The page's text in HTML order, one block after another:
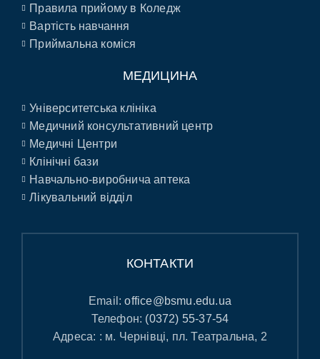
Правила прийому в Коледж
Вартість навчання
Приймальна коміся
МЕДИЦИНА
Університетська клініка
Медичний консультативний центр
Медичні Центри
Клінічні бази
Навчально-виробнича аптека
Лікувальний відділ
КОНТАКТИ
Email:office@bsmu.edu.ua
Телефон: (0372) 55-37-54
Адреса: : м. Чернівці, пл. Театральна, 2